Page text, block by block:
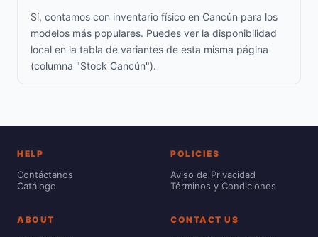
Sí, contamos con inventario físico en Cancún para los
modelos más populares. Puedes ver la disponibilidad
local en la tabla de variantes de esta misma página
(columna "Stock Cancún").
HELP
Contáctanos
Catálogo
POLICIES
Aviso de Privacidad
Términos y Condiciones
ABOUT CONTACT US